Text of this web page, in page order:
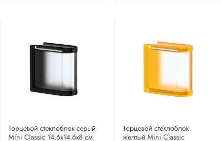
Торцевой стеклоблок серый
Mini Classic 14.6x14.6x8 см.
Торцевой стеклоблок
желтый Mini Classic